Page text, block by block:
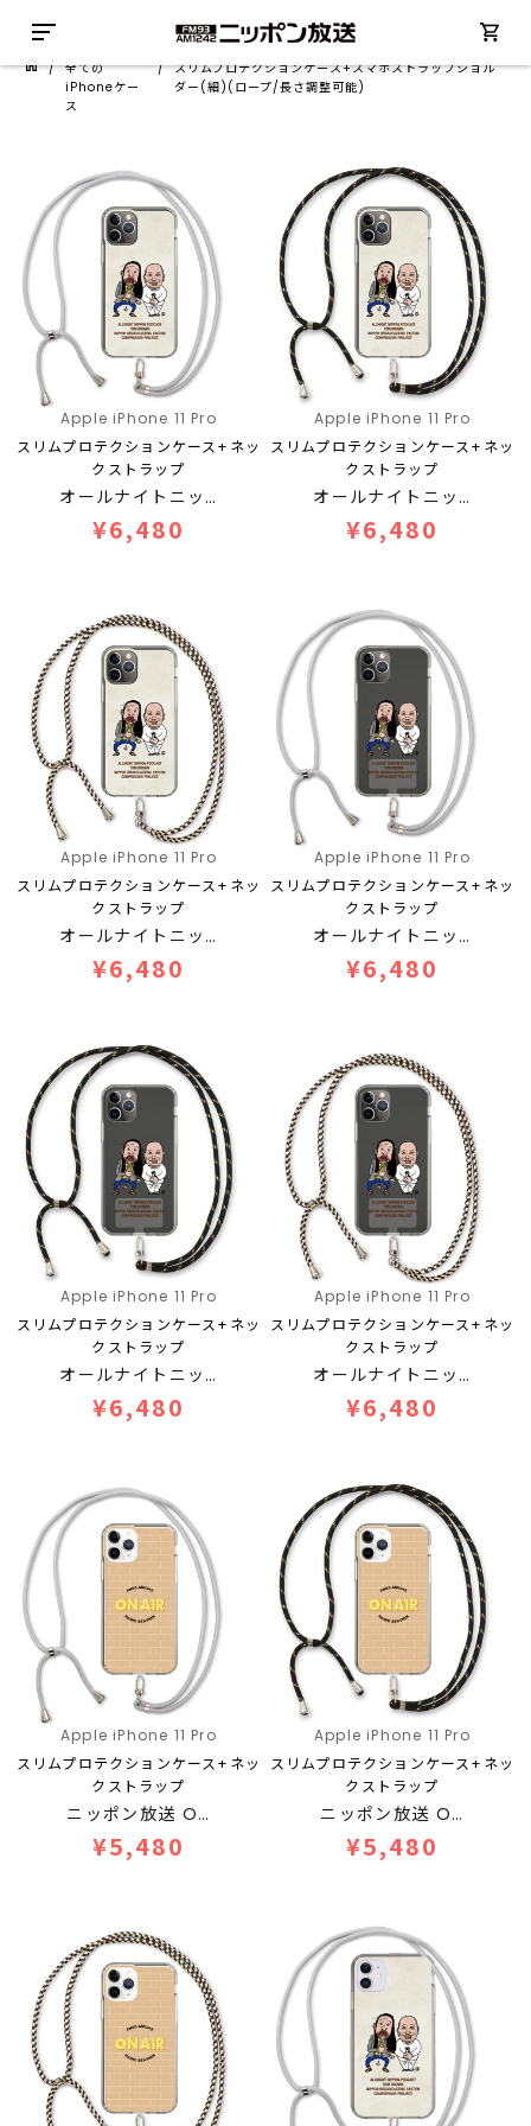
/全ての
iPhoneケー
ス
/スリムプロテクションケース+スマホストラップショル
ダー(細)(ロープ/長さ調整可能)
Apple iPhone 11 Pro
スリムプロテクションケース+ネッ
クストラップ
オールナイトニッ…
¥6,480
Apple iPhone 11 Pro
スリムプロテクションケース+ネッ
クストラップ
オールナイトニッ…
¥6,480
Apple iPhone 11 Pro
スリムプロテクションケース+ネッ
クストラップ
オールナイトニッ…
¥6,480
Apple iPhone 11 Pro
スリムプロテクションケース+ネッ
クストラップ
オールナイトニッ…
¥6,480
Apple iPhone 11 Pro
スリムプロテクションケース+ネッ
クストラップ
オールナイトニッ…
¥6,480
Apple iPhone 11 Pro
スリムプロテクションケース+ネッ
クストラップ
オールナイトニッ…
¥6,480
Apple iPhone 11 Pro
スリムプロテクションケース+ネッ
クストラップ
ニッポン放送 O…
¥5,480
Apple iPhone 11 Pro
スリムプロテクションケース+ネッ
クストラップ
ニッポン放送 O…
¥5,480